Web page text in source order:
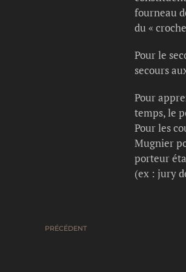
fourneau
du «
Pour le
secours
Pour
temps, le
Pour les
Mugnier
porteur
(ex : jury
PRÉCÉDENT